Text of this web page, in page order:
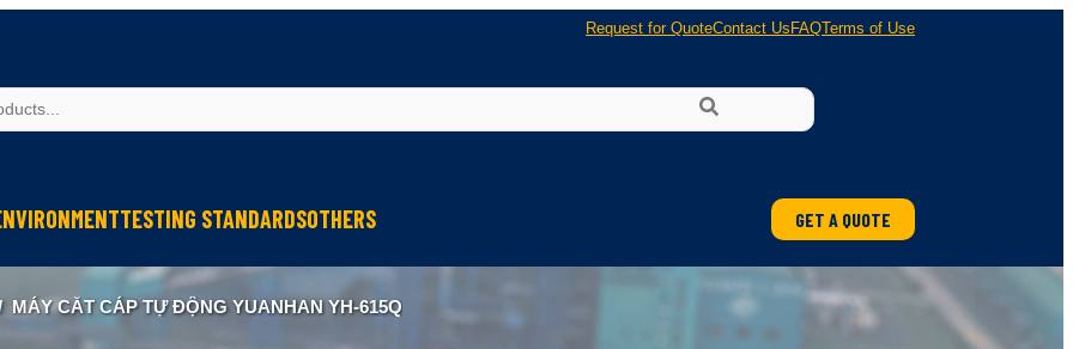
Request for QuoteContact Us FAQTerms of Use
Weather Testing
Climate & Environment Chamber
TESTING STANDARDS
IEC Testing
Fire Resistance Testing
OTHERS
Cable Testing
Geometry Measurement
GET A QUOTE
MÁY CẮT CÁP TỰ ĐỘNG YUANHAN YH-615Q